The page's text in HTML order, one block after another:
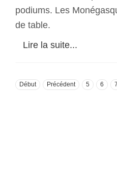
podiums. Les
de table.
Lire la suite...
Début Précédent 5 6 7